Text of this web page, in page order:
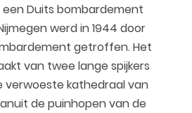
een Duits bombardement
werd in 1944 door
getroffen. Het
van twee lange spijkers
verwoeste kathedraal van
de puinhopen van de